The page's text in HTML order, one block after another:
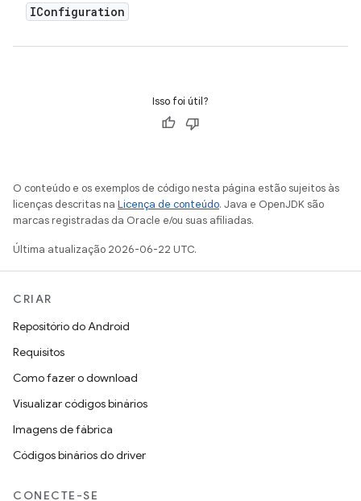
IConfiguration
Isso foi útil?
O conteúdo e os exemplos de código nesta página estão sujeitos às
licenças descritas na Licença de conteúdo. Java e OpenJDK são
marcas registradas da Oracle e/ou suas afiliadas.
Última atualização 2026-06-22 UTC.
CRIAR
Repositório do Android
Requisitos
Como fazer o download
Visualizar códigos binários
Imagens de fábrica
Códigos binários do driver
CONECTE-SE